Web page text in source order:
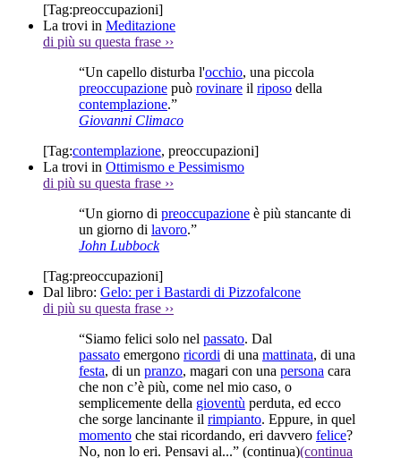
[Tag:preoccupazioni]
La trovi in Meditazione
di più su questa frase ››
“Un capello disturba l'occhio, una piccola
preoccupazione può rovinare il riposo della
contemplazione.”
Giovanni Climaco
[Tag:contemplazione, preoccupazioni]
La trovi in Ottimismo e Pessimismo
di più su questa frase ››
“Un giorno di preoccupazione è più stancante di
un giorno di lavoro.”
John Lubbock
[Tag:preoccupazioni]
Dal libro: Gelo: per i Bastardi di Pizzofalcone
di più su questa frase ››
“Siamo felici solo nel passato. Dal
passato emergono ricordi di una mattinata, di una
festa, di un pranzo, magari con una persona cara
che non c’è più, come nel mio caso, o
semplicemente della gioventù perduta, ed ecco
che sorge lancinante il rimpianto. Eppure, in quel
momento che stai ricordando, eri davvero felice?
No, non lo eri. Pensavi al...” (continua)(continua